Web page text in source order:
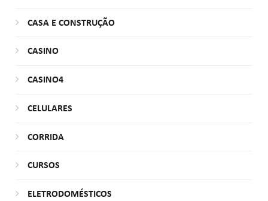
CASA E CONSTRUÇÃO
CASINO
CASINO4
CELULARES
CORRIDA
CURSOS
ELETRODOMÉSTICOS